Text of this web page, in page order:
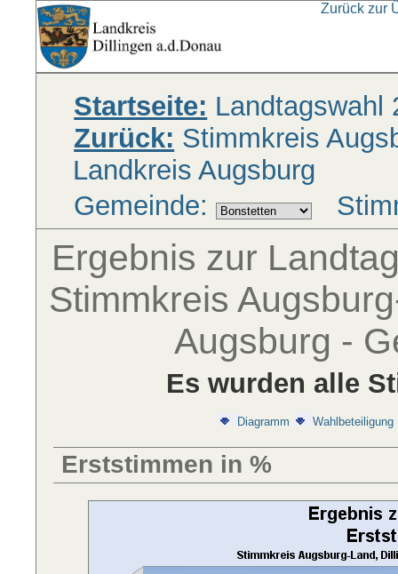
Zurück zur
Startseite: Landtagswahl
Zurück: Stimmkreis
Landkreis Augsburg
Gemeinde:
Ergebnis zur
Stimmkreis
Augsburg -
Es wurden alle
Diagramm Wahlbeteiligung
Erststimmen in %